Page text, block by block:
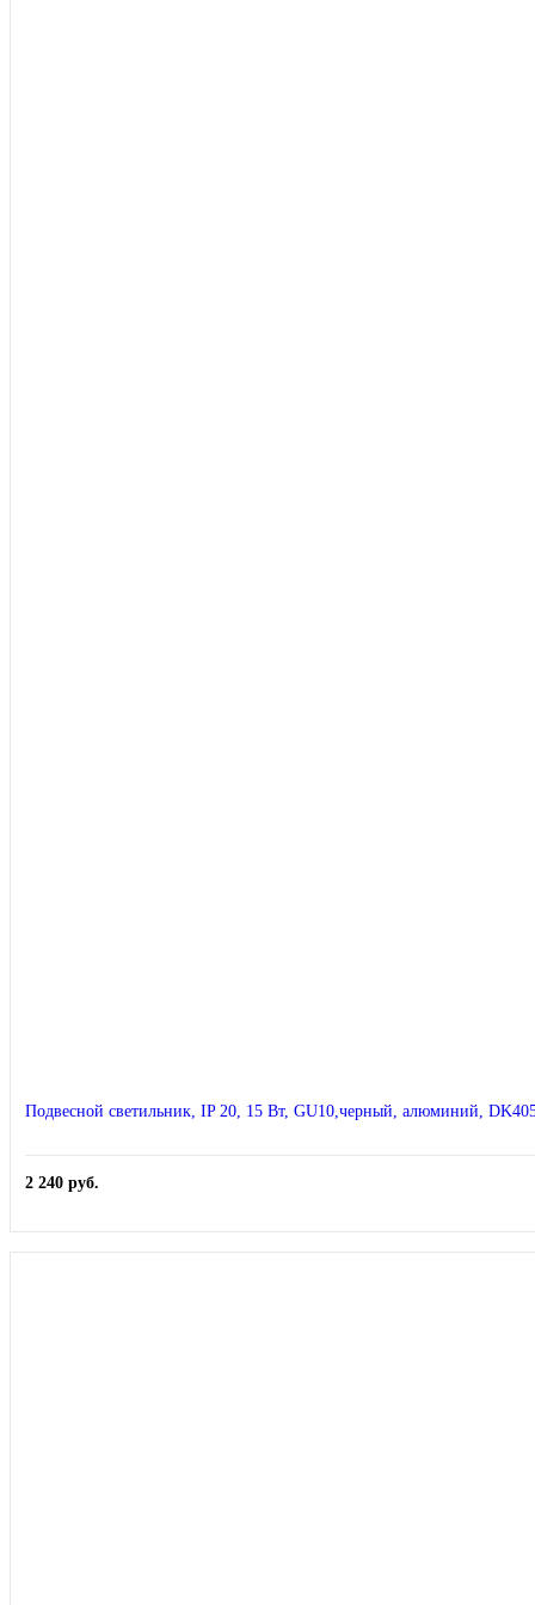
Подвесной светильник, IP 20, 15 Вт, GU10,черный, алюминий,
2 240 руб.